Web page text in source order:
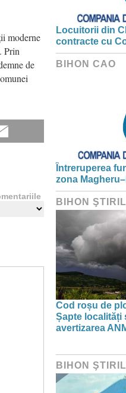
moderne
Prin
de
Locuitorii din
contracte cu
BIHON CAO
Întreruperea
zona
BIHON
Cod roșu de
Șapte localități
avertizarea
BIHON